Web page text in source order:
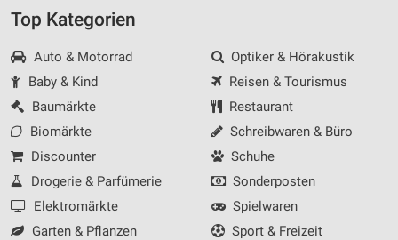
Top Kategorien
Auto & Motorrad
Baby & Kind
Baumärkte
Biomärkte
Discounter
Drogerie & Parfümerie
Elektromärkte
Garten & Pflanzen
Optiker & Hörakustik
Reisen & Tourismus
Restaurant
Schreibwaren & Büro
Schuhe
Sonderposten
Spielwaren
Sport & Freizeit